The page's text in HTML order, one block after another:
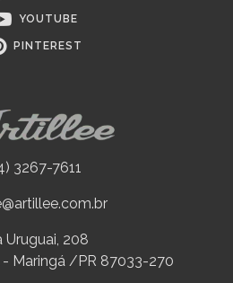
YOUTUBE
PINTEREST
3267-7611
Uruguai, 208
Maringá /PR 87033-270